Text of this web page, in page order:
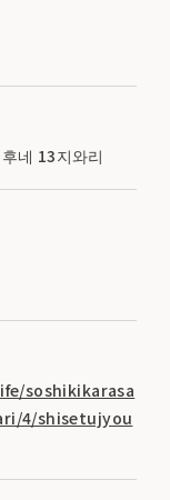
네 13지와리
soshikikarasa
4/shisetujyou